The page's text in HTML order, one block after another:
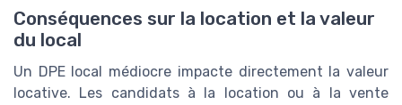
Conséquences sur la location et la valeur
du local
Un DPE local médiocre impacte directement la valeur
locative. Les candidats à la location ou à la vente